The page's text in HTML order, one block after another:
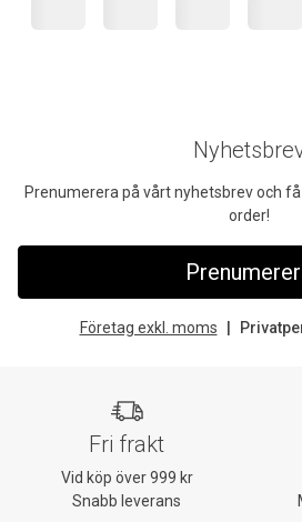
Prenumerera på vårt nyhetsbrev och
order!
Företag exkl. moms
Fri frakt
Vid köp över 999 kr
Snabb leverans